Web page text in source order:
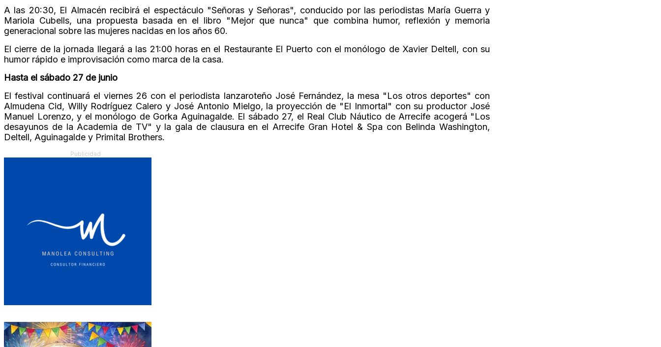
A las 20:30, El Almacén recibirá el espectáculo "Señoras y Señoras", conducido por las periodistas María Guerra y
Mariola Cubells, una propuesta basada en el libro "Mejor que nunca" que combina humor, reflexión y memoria
generacional sobre las mujeres nacidas en los años 60.
El cierre de la jornada llegará a las 21:00 horas en el Restaurante El Puerto con el monólogo de Xavier Deltell, con su
humor rápido e improvisación como marca de la casa.
Hasta el sábado 27 de junio
El festival continuará el viernes 26 con el periodista lanzaroteño José Fernández, la mesa "Los otros deportes" con
Almudena Cid, Willy Rodríguez Calero y José Antonio Mielgo, la proyección de "El Inmortal" con su productor José
Manuel Lorenzo, y el monólogo de Gorka Aguinagalde. El sábado 27, el Real Club Náutico de Arrecife acogerá "Los
desayunos de la Academia de TV" y la gala de clausura en el Arrecife Gran Hotel & Spa con Belinda Washington,
Deltell, Aguinagalde y Primital Brothers.
Publicidad